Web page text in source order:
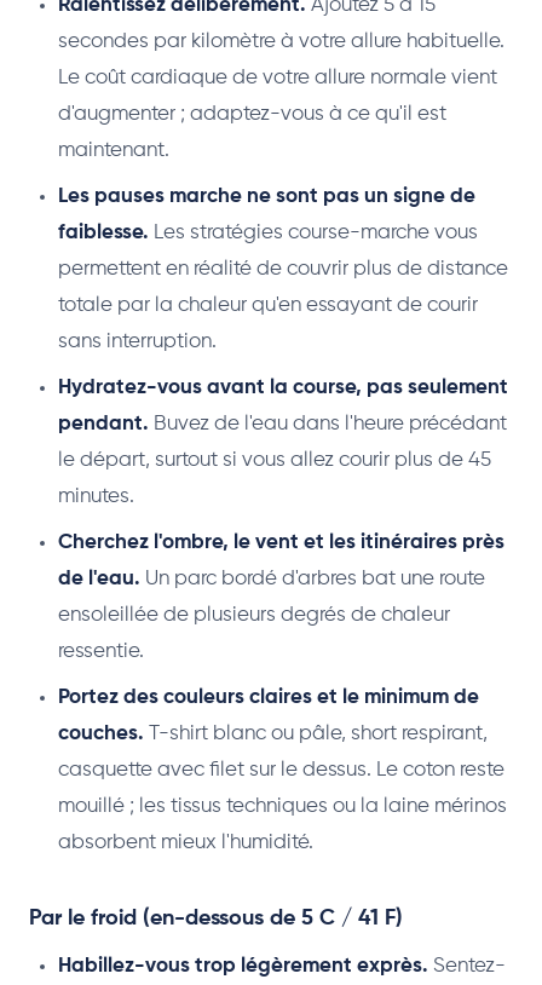
Ralentissez délibérément. Ajoutez 5 à 15
secondes par kilomètre à votre allure habituelle.
Le coût cardiaque de votre allure normale vient
d'augmenter ; adaptez-vous à ce qu'il est
maintenant.
Les pauses marche ne sont pas un signe de
faiblesse. Les stratégies course-marche vous
permettent en réalité de couvrir plus de distance
totale par la chaleur qu'en essayant de courir
sans interruption.
Hydratez-vous avant la course, pas seulement
pendant. Buvez de l'eau dans l'heure précédant
le départ, surtout si vous allez courir plus de 45
minutes.
Cherchez l'ombre, le vent et les itinéraires près
de l'eau. Un parc bordé d'arbres bat une route
ensoleillée de plusieurs degrés de chaleur
ressentie.
Portez des couleurs claires et le minimum de
couches. T-shirt blanc ou pâle, short respirant,
casquette avec filet sur le dessus. Le coton reste
mouillé ; les tissus techniques ou la laine mérinos
absorbent mieux l'humidité.
Par le froid (en-dessous de 5 C / 41 F)
Habillez-vous trop légèrement exprès. Sentez-